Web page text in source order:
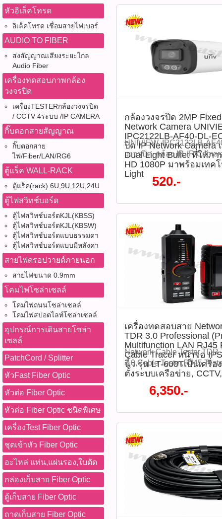
หัวอิเล็คโทรด
อิเล็คโทรด เชื่อมสายไฟเบอร์
AUDIO TO FIBER
ส่งสัญญาณเสียงระยะไกล
Audio Fiber
เครื่องทดสอบภาพกล้อง
วงจรปิด
เครื่องTESTERกล้องวงจรปิด
/ CCTV 4ระบบ /IP CAMERA
กิ๊บตอกสายสัญญาณ
กิ๊บตอกสาย
ไฟ/Fiber/LAN/RG6
ตู้แร็ค WALL-RACK
ตู้แร็ค(rack) 6U,9U,12U,24U
ตู้ไฟสวิทช์บอร์ด
ตู้ไฟสวิทช์บอร์ดKJL(KBSS)
ตู้ไฟสวิทช์บอร์ดKJL(KBSW)
ตู้ไฟสวิทช์บอร์ดแบบธรรมดา
ตู้ไฟสวิทช์บอร์ดแบบมีหลังคา
สายไฟดรอปวายด์ภายนอก
สายไฟขนาด 0.9mm
โคมไฟโซล่าเซลล์
โคมไฟถนนโซล่าเซลล์
โคมไฟสปอตไลท์โซล่าเซลล์
อุปกรณ์การเดินสายโซล่า
เซลล์
PatchCord / Splitter
หัวFast Fiber Optic
หัวต่อ Fiber Optic
หัวต่อ Fiber Optic ชนิดพิเศษ
เครื่องTest Fiber Optic
ชุดเข้าหัว Fiber Optic
อะไหล่ แท่น,แผ่นรอง,ใบตัด
กล่องเก็บสาย Fiber Optic
ตู้เก็บสาย Fiber Optic
ถาดเก็บสาย Fiber Optic
with Wise-ISP ให้ภาพสีแม้
-รองรับ True WDR
-รองรับการบีบอัดภาพ
และ MJPEG -ไฟ Warm
สูงสุด 30 เมตร -ไมโครโฟน
-รองรับ MicroSD Card สูงสุ
งานร่วมกับ NVR ได้หลากห
กล้องได้ 3 แกน (3-Axis) ด
Datasheet แนะนำวิธีการใ
ในตำแหน่งที่ต้องการ พร้อม
ครอบคลุมพื้นที่ 2)เชื่อมต่อส
Switch หรือใช้อะแดปเตอร์
เข้าสู่ NVR หรือโปรแกรม
เตือน 5)หากต้องการบันทึก
ติดตั้ง MicroSD Card ได้สูงสุ
งานระบบ Motion Detection
Vehicle Detection เพื่อแจ้
Diagram (แผนภาพการเชื่
คมชัดแม้ในเวลากลางคืนด้ว
Wise-ISP -เลนส์ F1.0 รับแ
ทั่วไป -มีไมโครโฟนในตัว ส
-รองรับ PoE เดินสายเพียง
มาตรฐาน IP67 เหมาะทั้งภ
512GB -รองรับ WDR
พื้นที่ย้อนแสง -รองรับ
Detection ลดการแจ้งเตือน
การใช้งาน -เฝ้าระวังบ้านพั
กลางคืน -ใช้รักษาความปล
สำนักงาน และโกดังสินค้า
เหตุการณ์ได้ทั้งภาพและเสี
ความปลอดภัย -เหมาะสำห
เนื่องจากสามารถแสดงภาพ
ประสิทธิภาพ -ใช้งานร่วมกั
ระบบรักษาความปลอดภัยผ่
ลงตัว ข้อควรระวัง -ควรใช้
มาตรฐาน (PoE
ตั้งให้แน่นหนาเพื่อป้องกันก
เลี่ยงการหันกล้องเข้าหาแส
นาน -ปิดระบบก่อนติดตั้งหรื
120dB,UNIVIEW Owlview
Owlview Wise-ISP Fixed
Network Camera
ADF28K-WP-L เป็นกล้องเ
ความละเอียด 4MP ในซีรีส์
ColorHunter + Wise-ISP ช่
สีสัน และลดภาพเบลอในเว
ส่องสว่างแบบ Warm Light
ไมโครโฟนในตัว รองรับ
น้ำกันฝุ่น IP67 เหมาะสำหรั
ภายนอกอาคาร ราคา
:IPC3624LE-ADF28K-
F1.0 ให้ภาพสว่างแม้ในที่แส
ColorHunter + Wise-ISP
กลางคืน -รองรับ 120dB
แสงย้อน -รองรับการบีบอัด
H.264 / MJPEG -ไฟส่องสว่
ระยะสูงสุด 30 เมตร -ไมโค
Mic) -รองรับการ์ด MicroSD
-รองรับ PoE (IEEE
ได้ 3 แกน (3-Axis) -รองรับ
สำหรับเชื่อมต่อระบบต่าง ๆ
การเคลื่อนไหว, Ultra
Tampering Alarm และ
ดาวน์โหลดข้อมูลไฟล์
ปรับมุมมองให้เหมาะสม 2)
กล้องเข้ากับ NVR หรือระบ
EZStation หรือแอปพลิเคชั
ละเอียด การบันทึก และการ
ต้องการ 5)เปิดใช้งาน
และ Warm Light เพื่อเพิ่มป
เห็นในเวลากลางคืน 6)หา
ตัวกล้อง สามารถติดตั้ง
512GB Diagram (แผนภา
-ภาพสีคมชัดทั้งกลางวันแล
กล้องวงจรปิด 2MP
Network Camera
IPC2122LB-AF40-DL-
ปิด IP Network Camera
Dual Light Bullet ที่ให้ภ
HD 1080P มาพร้อมเทค
Light
UNIVIEW, IPC2122LB-
วงจรปิด, กล้อง IP, IP
Bullet Camera, Smart Dual
Camera, IR 30 เมตร,
Built-in Mic, ไมโครโฟนใน
กล้อง UNV กล้องวงจรปิด
Bullet Network Camera
IPC2122LB-AF40-DL-
Network Camera แบบ
Bullet ที่ให้ภาพคมชัดระดับ
พร้อมเทคโนโลยี Smart
สลับการทำงานระหว่างไฟอิ
ประสิทธิภาพ พร้อมไมโคร
บันทึกเสียง รองรับการบีบอั
265/H.265/H.264 ช่วยประ
รองรับ PoE และมาตรฐาน
เหมาะสำหรับติดตั้งในบ้าน
รุ่น : IPC2122LB-AF40-
ภาพแนวนอน 67.3° -เทคโน
Light (IR + Warm Light) -ร
สูงสุด 30 เมตร -ระยะไฟ
เมตร -รองรับการบีบอัดภาพ
H.264 -รองรับ DWDR,
Defog -ระบบลดสัญญาณรบ
520.-
เครื่องทดสอบสาย
TDR 3.0 Professional
Multifunction LAN
Cable Tracer หน้าจอ
นิ้ว รุ่น LT-600Tเป็นเครื่
ตั้งระบบเครือข่าย,
Network Cable Tester,TDR
3.0,Cable Tester,RJ45
Tester,PoE++,Cable
Map,Cable Length
Diagnostic,Port Flash,IP
Meter,OPM,VFL,Visual
Tester,BNC Cable
Tester,Cat6A Tester,LAN
Installer,Network
Tester,LT-600T เครื่องทดส
Cable Tester TDR 3.0
6,350.-